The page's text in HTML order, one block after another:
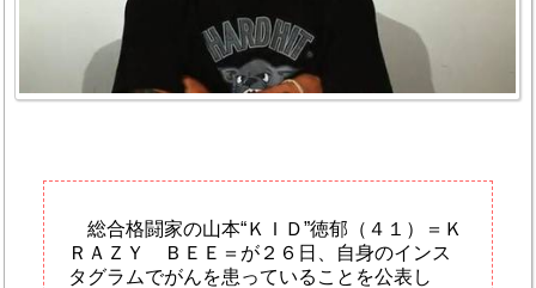
総合格闘家の山本“ＫＩＤ”徳郁（４１）＝Ｋ
ＲＡＺＹ ＢＥＥ＝が２６日、自身のインス
タグラムでがんを患っていることを公表し